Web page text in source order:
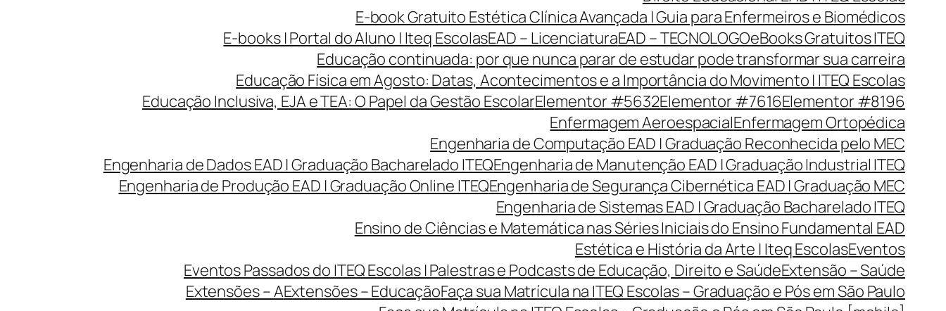
E-book Gratuito Estética Clínica Avançada | Guia para Enfermeiros e Biomédicos
E-books | Portal do Aluno | Iteq EscolasEAD – LicenciaturaEAD – TECNOLOGOeBooks Gratuitos ITEQ
Educação continuada: por que nunca parar de estudar pode transformar sua carreira
Educação Física em Agosto: Datas, Acontecimentos e a Importância do Movimento | ITEQ Escolas
Educação Inclusiva, EJA e TEA: O Papel da Gestão EscolarElementor #5632Elementor #7616Elementor #8196
Enfermagem AeroespacialEnfermagem Ortopédica
Engenharia de Computação EAD | Graduação Reconhecida pelo MEC
Engenharia de Dados EAD | Graduação Bacharelado ITEQEngenharia de Manutenção EAD | Graduação Industrial ITEQ
Engenharia de Produção EAD | Graduação Online ITEQEngenharia de Segurança Cibernética EAD | Graduação MEC
Engenharia de Sistemas EAD | Graduação Bacharelado ITEQ
Ensino de Ciências e Matemática nas Séries Iniciais do Ensino Fundamental EAD
Estética e História da Arte | Iteq EscolasEventos
Eventos Passados do ITEQ Escolas | Palestras e Podcasts de Educação, Direito e SaúdeExtensão – Saúde
Extensões – AExtensões – EducaçãoFaça sua Matrícula na ITEQ Escolas – Graduação e Pós em São Paulo